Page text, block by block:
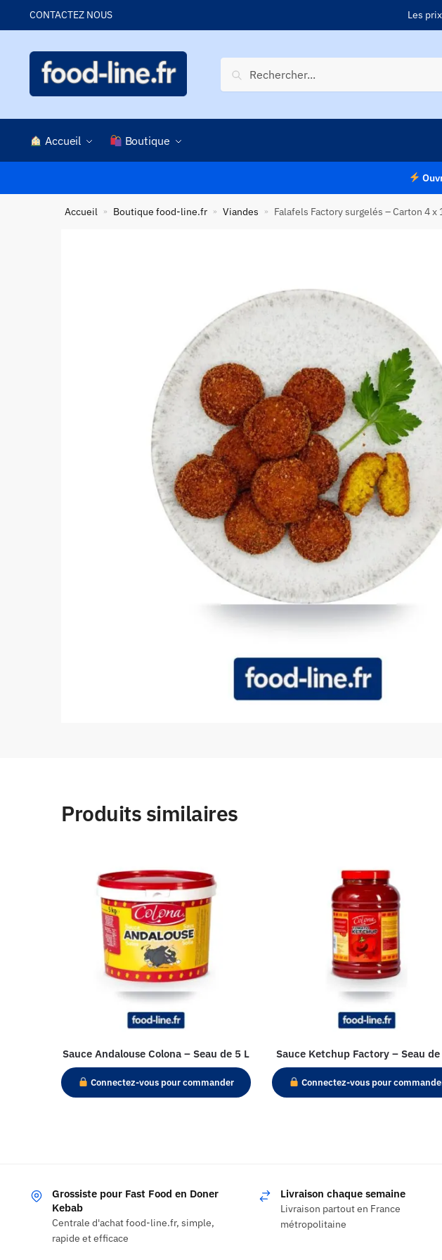
CONTACTEZ NOUS Les
pour :
Recherche
Accueil Boutique
Accueil » Boutique food-line.fr » Viandes » Falafels Factory surgelés – Carton 4 x
Produits similaires
Sauce Andalouse Colona – Seau de 5 L
Connectez-vous pour commander
Sauce Ketchup Factory – Seau de
Connectez-vous pour
Grossiste pour Fast Food en Doner
Kebab
Centrale d'achat food-line.fr, simple,
rapide et efficace
Livraison chaque semaine
Livraison partout en France
métropolitaine